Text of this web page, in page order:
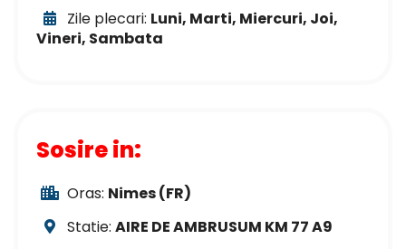
Zile plecari: Luni, Marti, Miercuri, Joi,
Vineri, Sambata
Sosire in:
Oras: Nimes (FR)
Statie: AIRE DE AMBRUSUM KM 77 A9